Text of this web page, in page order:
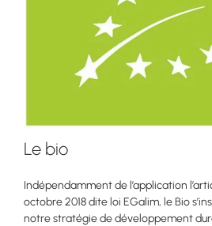
Le bio
Indépendamment de l’application
octobre 2018 dite loi EGalim, le Bio
notre stratégie de développement